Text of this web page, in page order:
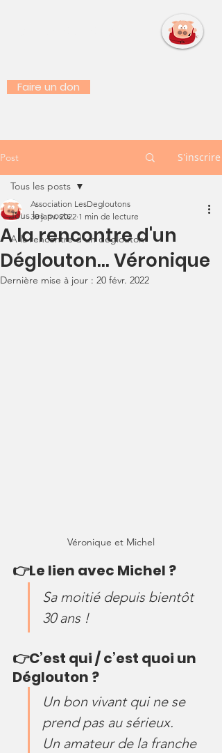
Faire un don
Post S'inscrire
Tous les posts
A la rencontre d'un déglouton
Tous les posts
A la rencontre d'un
Déglouton... Véronique
Association LesDegloutons
30 janv. 2022 1 min de lecture
Dernière mise à jour : 20 févr. 2022
Véronique et Michel
👉Le lien avec Michel ?
Sa moitié depuis bientôt
30 ans !
👉C’est qui / c’est quoi un
Déglouton ?
Un bon vivant qui ne se
prend pas au sérieux.
Un amateur de la franche